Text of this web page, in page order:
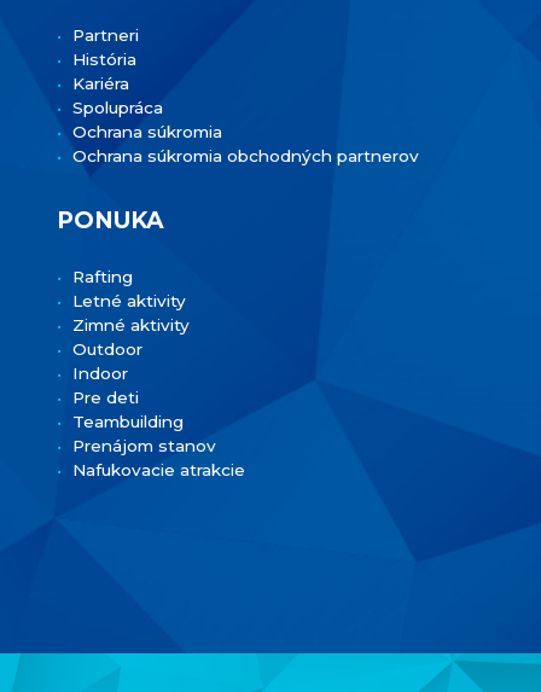
Partneri
História
Kariéra
Spolupráca
Ochrana súkromia
Ochrana súkromia obchodných partnerov
PONUKA
Rafting
Letné aktivity
Zimné aktivity
Outdoor
Indoor
Pre deti
Teambuilding
Prenájom stanov
Nafukovacie atrakcie